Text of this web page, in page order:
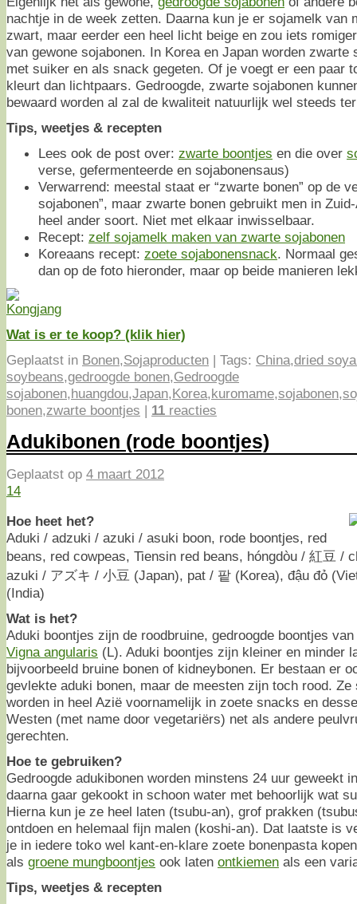
nachtje in de week zetten. Daarna kun je er sojamelk van
zwart, maar eerder een heel licht beige en zou iets
van gewone sojabonen. In Korea en Japan worden zwarte
met suiker en als snack gegeten. Of je voegt er een paar
kleurt dan lichtpaars. Gedroogde, zwarte sojabonen
bewaard worden al zal de kwaliteit natuurlijk wel steeds
Tips, weetjes & recepten
Lees ook de post over: zwarte boontjes en die over
verse, gefermenteerde en sojabonensaus)
Verwarrend: meestal staat er “zwarte bonen” op de
sojabonen”, maar zwarte bonen gebruikt men in
heel ander soort. Niet met elkaar inwisselbaar.
Recept: zelf sojamelk maken van zwarte sojabonen
Koreaans recept: zoete sojabonensnack. Normaal
dan op de foto hieronder, maar op beide manieren
Wat is er te koop? (klik hier)
Geplaatst in Bonen,Sojaproducten | Tags: China,dried
soybeans,gedroogde bonen,Gedroogde
sojabonen,huangdou,Japan,Korea,kuromame,sojabonen,
bonen,zwarte boontjes | 11 reacties
Adukibonen (rode boontjes)
Geplaatst op 4 maart 2012
14
Hoe heet het?
Aduki / adzuki / azuki / asuki boon, rode boontjes, red
beans, red cowpeas, Tiensin red beans, hóngdòu / 紅豆 /
azuki / アズキ / 小豆 (Japan), pat / 팥 (Korea), đậu đỏ
(India)
Wat is het?
Aduki boontjes zijn de roodbruine, gedroogde boontjes
Vigna angularis (L). Aduki boontjes zijn kleiner en minder
bijvoorbeeld bruine bonen of kidneybonen. Er bestaan er
gevlekte aduki bonen, maar de meesten zijn toch rood.
worden in heel Azië voornamelijk in zoete snacks en
Westen (met name door vegetariërs) net als andere
gerechten.
Hoe te gebruiken?
Gedroogde adukibonen worden minstens 24 uur geweekt
daarna gaar gekookt in schoon water met behoorlijk wat
Hierna kun je ze heel laten (tsubu-an), grof prakken
ontdoen en helemaal fijn malen (koshi-an). Dat laatste is
je in iedere toko wel kant-en-klare zoete bonenpasta
als groene mungboontjes ook laten ontkiemen als een
Tips, weetjes & recepten